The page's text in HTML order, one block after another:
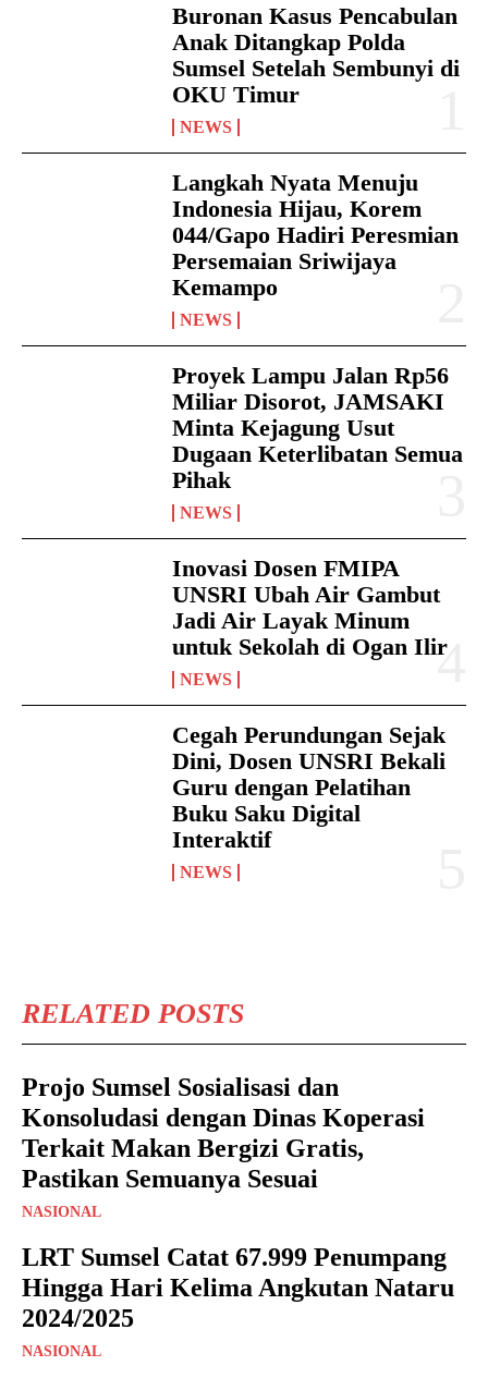
Buronan Kasus Pencabulan
Anak Ditangkap Polda
Sumsel Setelah Sembunyi di
OKU Timur
NEWS
Langkah Nyata Menuju
Indonesia Hijau, Korem
044/Gapo Hadiri Peresmian
Persemaian Sriwijaya
Kemampo
NEWS
Proyek Lampu Jalan Rp56
Miliar Disorot, JAMSAKI
Minta Kejagung Usut
Dugaan Keterlibatan Semua
Pihak
NEWS
Inovasi Dosen FMIPA
UNSRI Ubah Air Gambut
Jadi Air Layak Minum
untuk Sekolah di Ogan Ilir
NEWS
Cegah Perundungan Sejak
Dini, Dosen UNSRI Bekali
Guru dengan Pelatihan
Buku Saku Digital
Interaktif
NEWS
RELATED POSTS
Projo Sumsel Sosialisasi dan
Konsoludasi dengan Dinas Koperasi
Terkait Makan Bergizi Gratis,
Pastikan Semuanya Sesuai
NASIONAL
LRT Sumsel Catat 67.999 Penumpang
Hingga Hari Kelima Angkutan Nataru
2024/2025
NASIONAL